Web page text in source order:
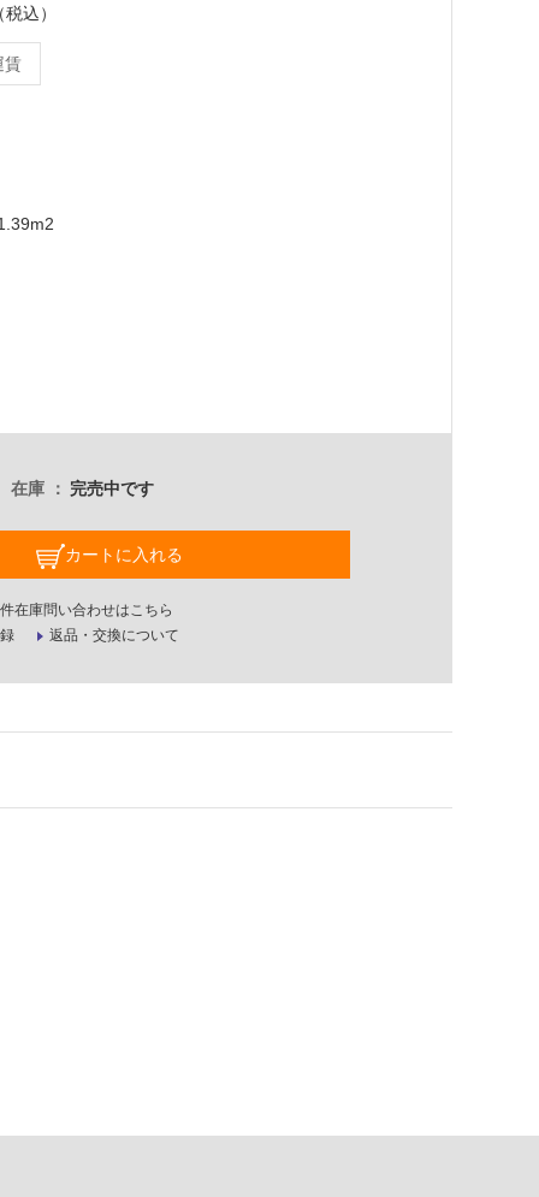
込）
賃
在庫 完売中です
カートに入れる
在庫問い合わせはこちら
返品・交換について